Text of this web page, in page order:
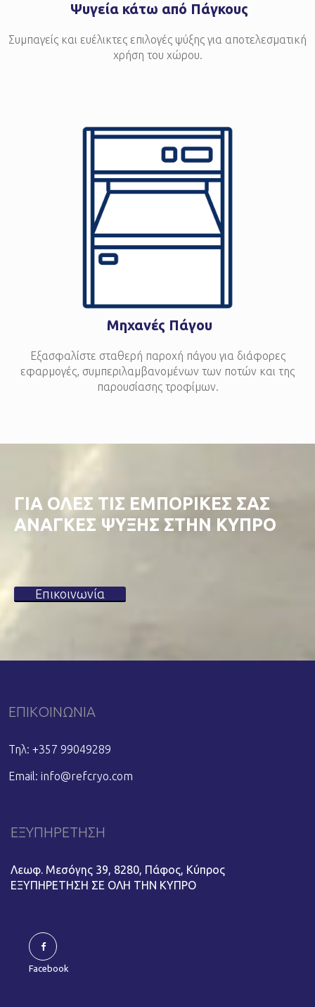
Ψυγεία κάτω από Πάγκους
Συμπαγείς και ευέλικτες επιλογές ψύξης για αποτελεσματική
χρήση του χώρου.
Μηχανές Πάγου
Εξασφαλίστε σταθερή παροχή πάγου για διάφορες
εφαρμογές, συμπεριλαμβανομένων των ποτών και της
παρουσίασης τροφίμων.
ΓΙΑ ΟΛΕΣ ΤΙΣ ΕΜΠΟΡΙΚΕΣ ΣΑΣ
ΑΝΑΓΚΕΣ ΨΥΞΗΣ ΣΤΗΝ ΚΥΠΡΟ
Επικοινωνία
ΕΠΙΚΟΙΝΩΝΙΑ
Τηλ: +357 99049289
Email: info@refcryo.com
ΕΞΥΠΗΡΕΤΗΣΗ
Λεωφ. Μεσόγης 39, 8280, Πάφος, Κύπρος
ΕΞΥΠΗΡΕΤΗΣΗ ΣΕ ΟΛΗ ΤΗΝ ΚΥΠΡΟ
Facebook